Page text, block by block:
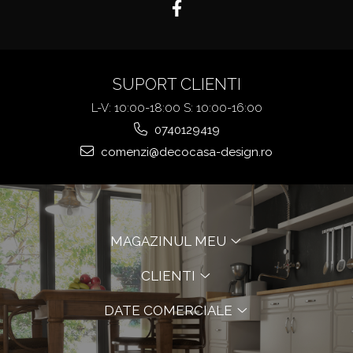
SUPORT CLIENTI
L-V: 10:00-18:00 S: 10:00-16:00
0740129419
comenzi@decocasa-design.ro
MAGAZINUL MEU
CLIENTI
DATE COMERCIALE